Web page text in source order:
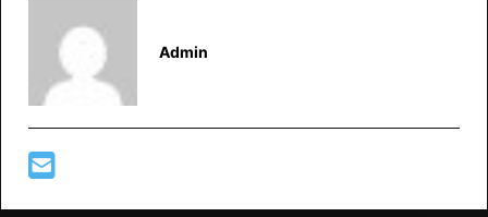
Admin